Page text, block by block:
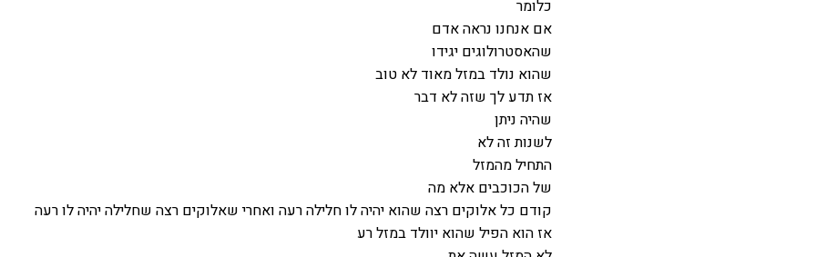
כלומר
אם אנחנו נראה אדם
שהאסטרולוגים יגידו
שהוא נולד במזל מאוד לא טוב
אז תדע לך שזה לא דבר
שהיה ניתן
לשנות זה לא
התחיל מהמזל
של הכוכבים אלא מה
קודם כל אלוקים רצה שהוא יהיה לו חלילה רעה ואחרי שאלוקים רצה שחלילה יהיה לו רעה
אז הוא הפיל שהוא יוולד במזל רע